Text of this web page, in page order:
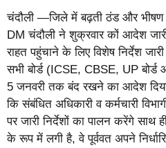
चंदौली —जिले में बढ़ती ठंड और
DM चंदौली ने शुक्रवार कों आदेश
राहत पहुंचाने के लिए विशेष निर्देश
सभी बोर्ड (ICSE, CBSE, UP
5 जनवरी तक बंद रखने का आदेश
कि संबंधित अधिकारी व कर्मचारी
पर जारी निर्देशों का पालन करेंगे साथ
के रूप में लगी है, वे पूर्ववत अपने